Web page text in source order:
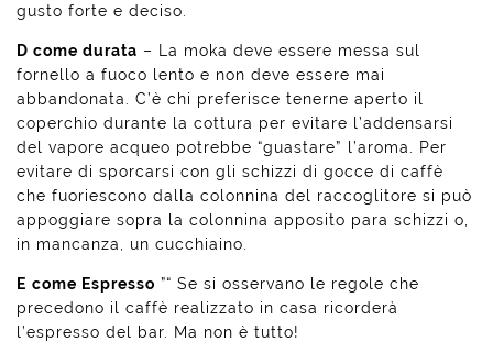
gusto forte e deciso.
D come durata – La moka deve essere messa sul
fornello a fuoco lento e non deve essere mai
abbandonata. C’è chi preferisce tenerne aperto il
coperchio durante la cottura per evitare l’addensarsi
del vapore acqueo potrebbe “guastare” l’aroma. Per
evitare di sporcarsi con gli schizzi di gocce di caffè
che fuoriescono dalla colonnina del raccoglitore si può
appoggiare sopra la colonnina apposito para schizzi o,
in mancanza, un cucchiaino.
E come Espresso ”“ Se si osservano le regole che
precedono il caffè realizzato in casa ricorderà
l’espresso del bar. Ma non è tutto!